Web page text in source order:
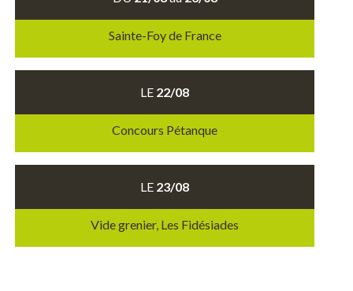
Sainte-Foy de France
LE 22/08
Concours Pétanque
LE 23/08
Vide grenier, Les Fidésiades